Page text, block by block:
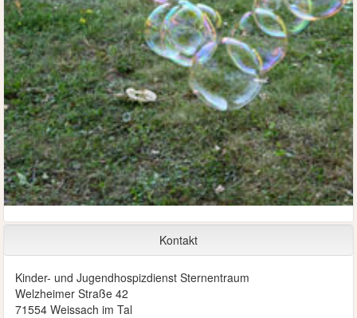
Kontakt
Kinder- und Jugendhospizdienst Sternentraum
Welzheimer Straße 42
71554 Weissach im Tal